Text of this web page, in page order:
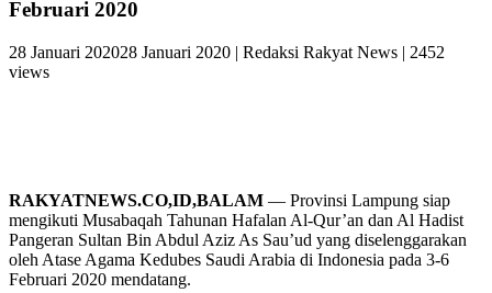
Februari 2020
28 Januari 202028 Januari 2020 | Redaksi Rakyat News | 2452
views
RAKYATNEWS.CO,ID,BALAM — Provinsi Lampung siap
mengikuti Musabaqah Tahunan Hafalan Al-Qur’an dan Al Hadist
Pangeran Sultan Bin Abdul Aziz As Sau’ud yang diselenggarakan
oleh Atase Agama Kedubes Saudi Arabia di Indonesia pada 3-6
Februari 2020 mendatang.